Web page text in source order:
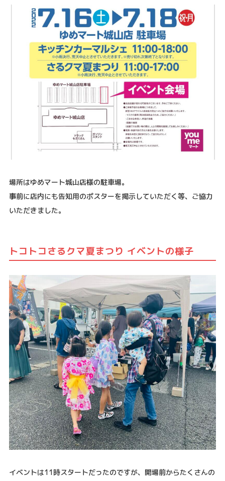
場所はゆめマート城山店様の駐車場。
事前に店内にも告知用のポスターを掲示していただく等、ご協力
いただきました。
トコトコさるクマ夏まつり イベントの様子
イベントは11時スタートだったのですが、開場前からたくさんの